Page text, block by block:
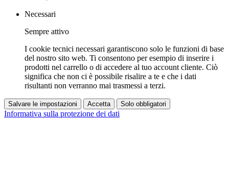
Necessari
Sempre attivo
I cookie tecnici necessari garantiscono solo le funzioni di base
del nostro sito web. Ti consentono per esempio di inserire i
prodotti nel carrello o di accedere al tuo account cliente. Ciò
significa che non ci è possibile risalire a te e che i dati
risultanti non verranno mai trasmessi a terzi.
Salvare le impostazioni Accetta Solo obbligatori
Informativa sulla protezione dei dati